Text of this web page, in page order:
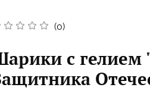
(0)
с гелием